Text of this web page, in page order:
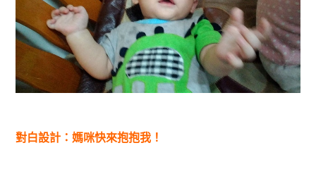
對白設計：媽咪快來抱抱我！